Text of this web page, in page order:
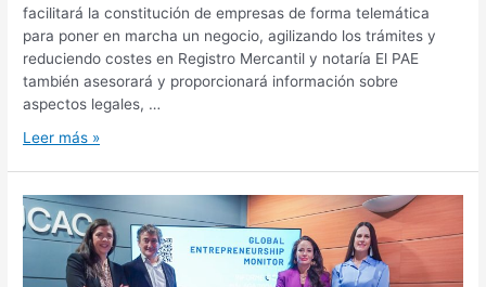
facilitará la constitución de empresas de forma telemática
para poner en marcha un negocio, agilizando los trámites y
reduciendo costes en Registro Mercantil y notaría El PAE
también asesorará y proporcionará información sobre
aspectos legales, …
Leer más »